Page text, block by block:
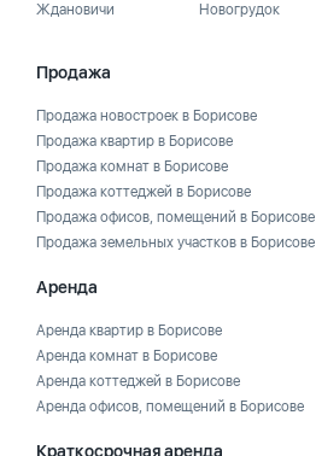
Ждановичи
Новогрудок
Продажа
Продажа новостроек в Борисове
Продажа квартир в Борисове
Продажа комнат в Борисове
Продажа коттеджей в Борисове
Продажа офисов, помещений в Борисове
Продажа земельных участков в Борисове
Аренда
Аренда квартир в Борисове
Аренда комнат в Борисове
Аренда коттеджей в Борисове
Аренда офисов, помещений в Борисове
Краткосрочная аренда